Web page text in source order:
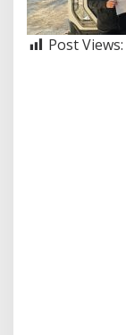
Post Views: